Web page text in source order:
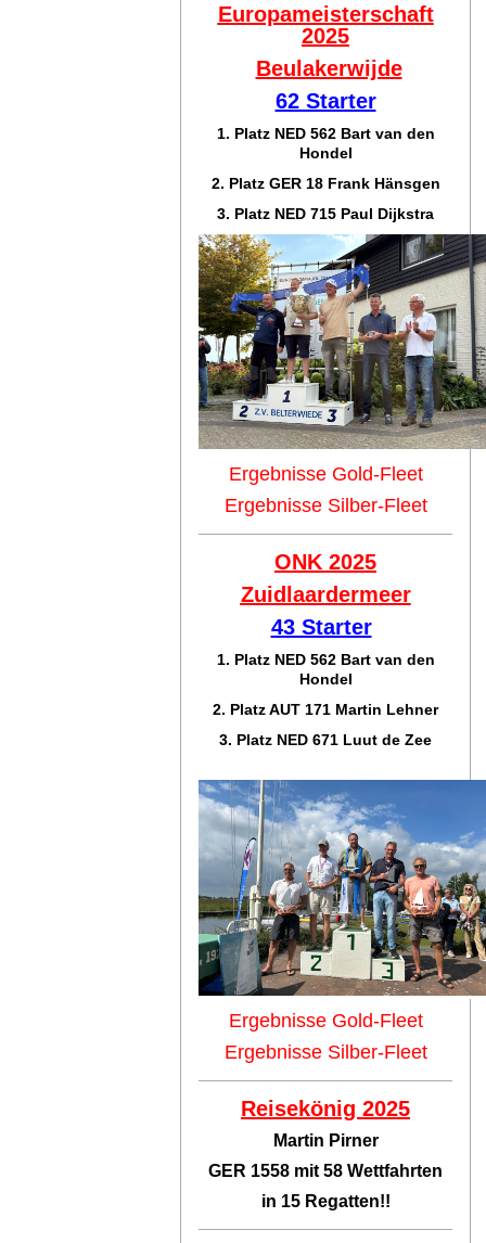
Europameisterschaft
2025
Beulakerwijde
62 Starter
1. Platz NED 562 Bart van den
Hondel
2. Platz GER 18 Frank Hänsgen
3. Platz NED 715 Paul Dijkstra
Ergebnisse Gold-Fleet
Ergebnisse Silber-Fleet
ONK 2025
Zuidlaardermeer
43 Starter
1. Platz NED 562 Bart van den
Hondel
2. Platz AUT 171 Martin Lehner
3. Platz NED 671 Luut de Zee
Ergebnisse Gold-Fleet
Ergebnisse Silber-Fleet
Reisekönig 2025
Martin Pirner
GER 1558 mit 58 Wettfahrten
in 15 Regatten!!